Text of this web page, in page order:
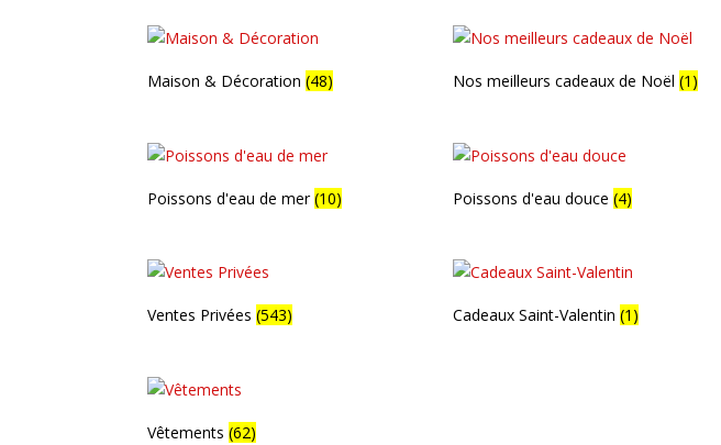
Maison & Décoration(48) Nos meilleurs cadeaux de Noël(1)
Poissons d'eau de mer(10) Poissons d'eau douce(4)
Ventes Privées(543) Cadeaux Saint-Valentin(1)
Vêtements(62)